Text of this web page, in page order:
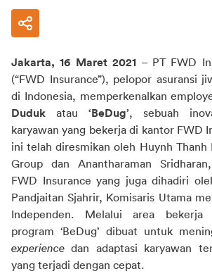
Jakarta, 16 Maret 2021 – PT FWD
(“FWD Insurance”), pelopor asuransi
di Indonesia, memperkenalkan
Duduk atau ‘BeDug’, sebuah
karyawan yang bekerja di kantor FWD
ini telah diresmikan oleh Huynh Thanh
Group dan Anantharaman
FWD Insurance yang juga dihadiri
Pandjaitan Sjahrir, Komisaris Utama
Independen. Melalui area bekerja
program ‘BeDug’ dibuat untuk
experience dan adaptasi karyawan
yang terjadi dengan cepat.